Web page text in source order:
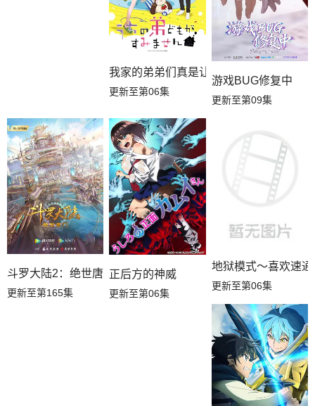
我家的弟弟们真是让您费心了
更新至第06集
游戏BUG修复中
更新至第09集
斗罗大陆2：绝世唐门
更新至第165集
正后方的神威
更新至第06集
地狱模式～喜欢速
更新至第06集